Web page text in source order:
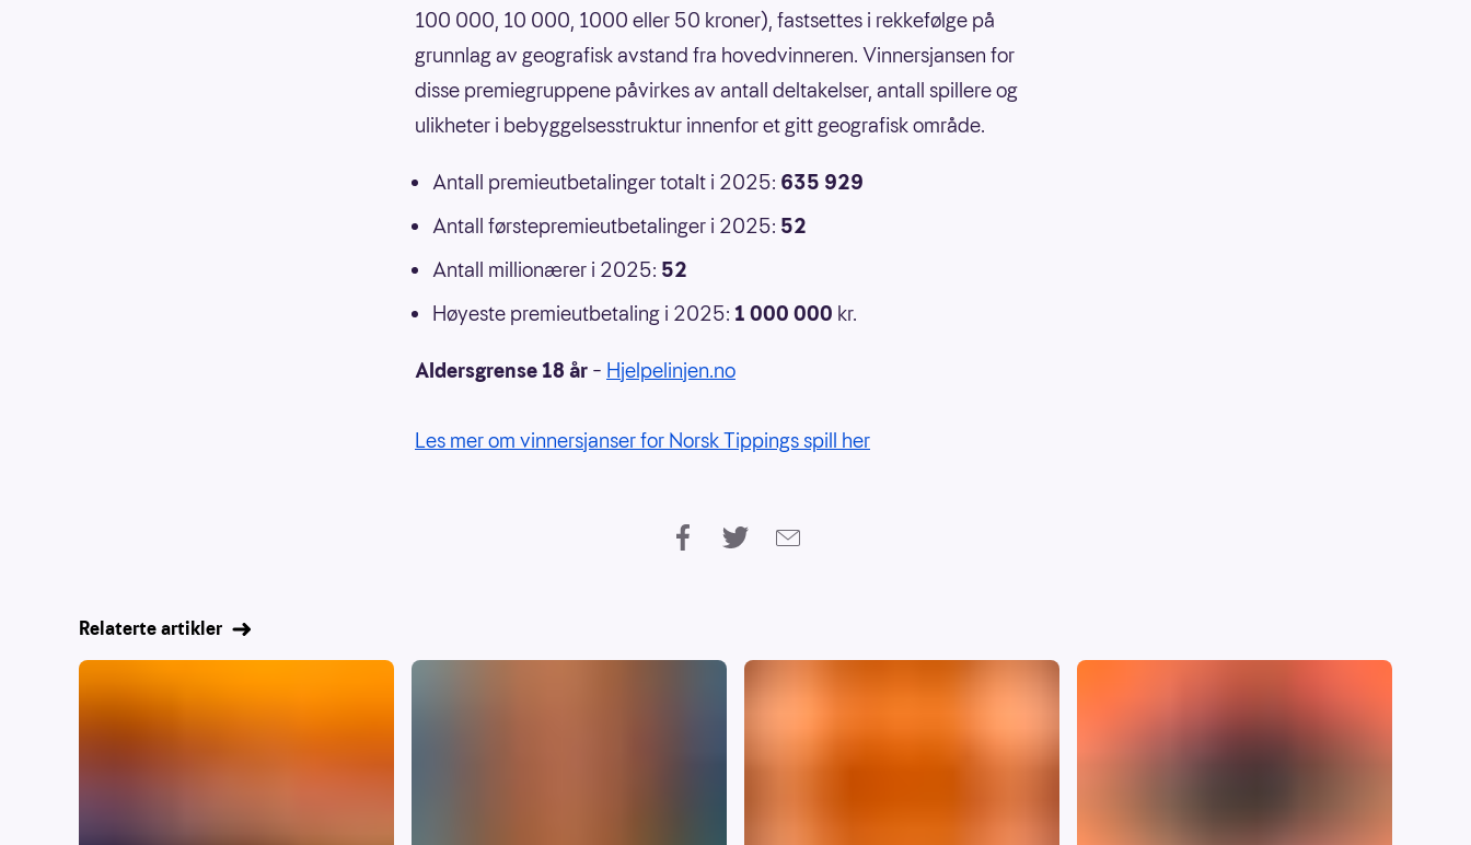
100 000, 10 000, 1000 eller 50 kroner), fastsettes i rekkefølge på
grunnlag av geografisk avstand fra hovedvinneren. Vinnersjansen for
disse premiegruppene påvirkes av antall deltakelser, antall spillere og
ulikheter i bebyggelsesstruktur innenfor et gitt geografisk område.
Antall premieutbetalinger totalt i 2025: 635 929
Antall førstepremieutbetalinger i 2025: 52
Antall millionærer i 2025: 52
Høyeste premieutbetaling i 2025: 1 000 000 kr.
Aldersgrense 18 år – Hjelpelinjen.no
Les mer om vinnersjanser for Norsk Tippings spill her
Relaterte artikler